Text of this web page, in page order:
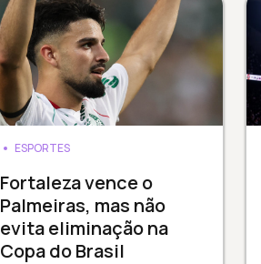
ESPORTES
Fortaleza vence o
Palmeiras, mas não
evita eliminação na
Copa do Brasil